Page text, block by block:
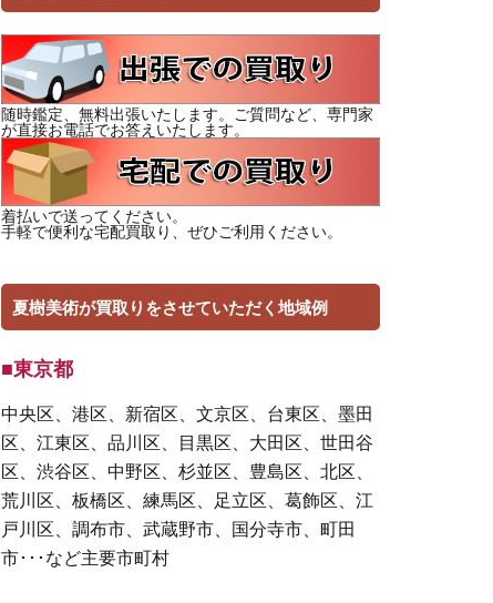
随時鑑定、無料出張いたします。ご質問など、専門家
が直接お電話でお答えいたします。
着払いで送ってください。
手軽で便利な宅配買取り、ぜひご利用ください。
夏樹美術が買取りをさせていただく地域例
■東京都
中央区、港区、新宿区、文京区、台東区、墨田
区、江東区、品川区、目黒区、大田区、世田谷
区、渋谷区、中野区、杉並区、豊島区、北区、
荒川区、板橋区、練馬区、足立区、葛飾区、江
戸川区、調布市、武蔵野市、国分寺市、町田
市･･･など主要市町村